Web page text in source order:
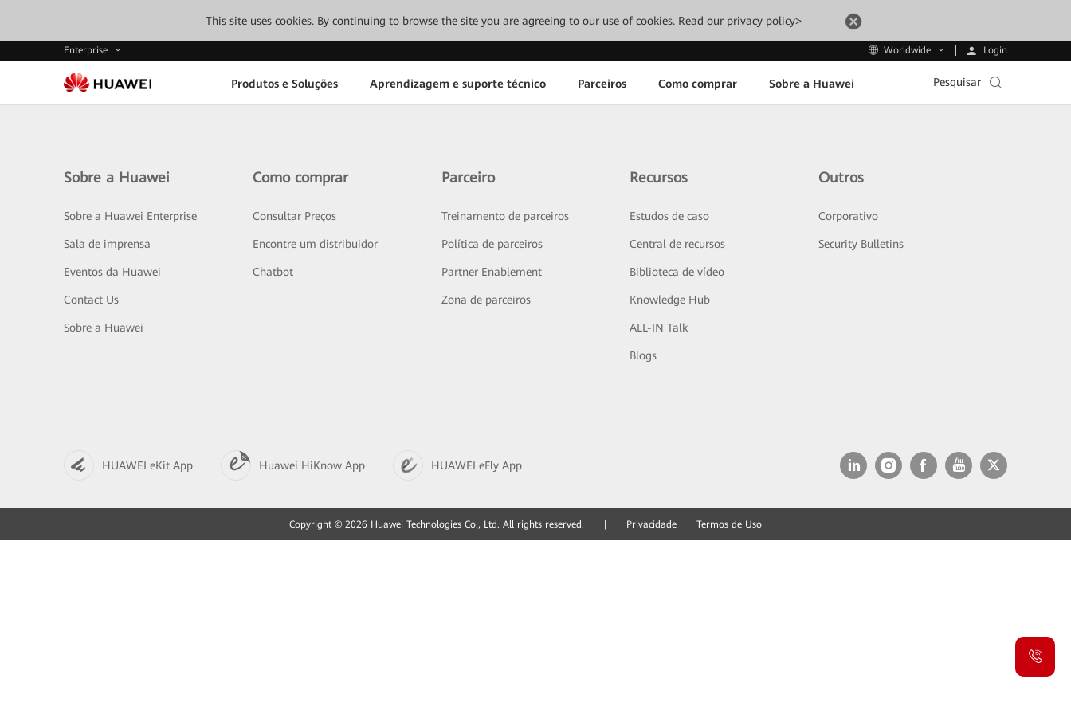
This site uses cookies. By continuing to browse the site you are agreeing to our use of cookies. Read our privacy policy>
Enterprise Worldwide Login
Produtos e Soluções Aprendizagem e suporte técnico Parceiros Como comprar Sobre a Huawei Pesquisar
Sobre a Huawei
Sobre a Huawei Enterprise
Sala de imprensa
Eventos da Huawei
Contact Us
Sobre a Huawei
Como comprar
Consultar Preços
Encontre um distribuidor
Chatbot
Parceiro
Treinamento de parceiros
Política de parceiros
Partner Enablement
Zona de parceiros
Recursos
Estudos de caso
Central de recursos
Biblioteca de vídeo
Knowledge Hub
ALL-IN Talk
Blogs
Outros
Corporativo
Security Bulletins
HUAWEI eKit App Huawei HiKnow App HUAWEI eFly App
Copyright © 2026 Huawei Technologies Co., Ltd. All rights reserved. Privacidade Termos de Uso